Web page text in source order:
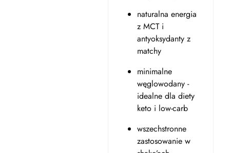
naturalna energia
z MCT i
antyoksydanty z
matchy
minimalne
węglowodany -
idealne dla diety
keto i low-carb
wszechstronne
zastosowanie w